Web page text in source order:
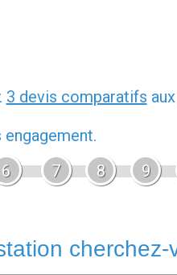
3 devis comparatifs aux
engagement.
6 7 8 9
cherchez-